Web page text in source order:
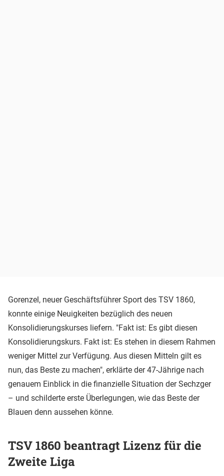
Gorenzel, neuer Geschäftsführer Sport des TSV 1860,
konnte einige Neuigkeiten bezüglich des neuen
Konsolidierungskurses liefern. "Fakt ist: Es gibt diesen
Konsolidierungskurs. Fakt ist: Es stehen in diesem Rahmen
weniger Mittel zur Verfügung. Aus diesen Mitteln gilt es
nun, das Beste zu machen", erklärte der 47-Jährige nach
genauem Einblick in die finanzielle Situation der Sechzger
– und schilderte erste Überlegungen, wie das Beste der
Blauen denn aussehen könne.
TSV 1860 beantragt Lizenz für die
Zweite Liga